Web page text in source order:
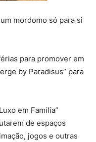
mordomo só para si
para promover em
by Paradisus” para
em Família”
de espaços
jogos e outras